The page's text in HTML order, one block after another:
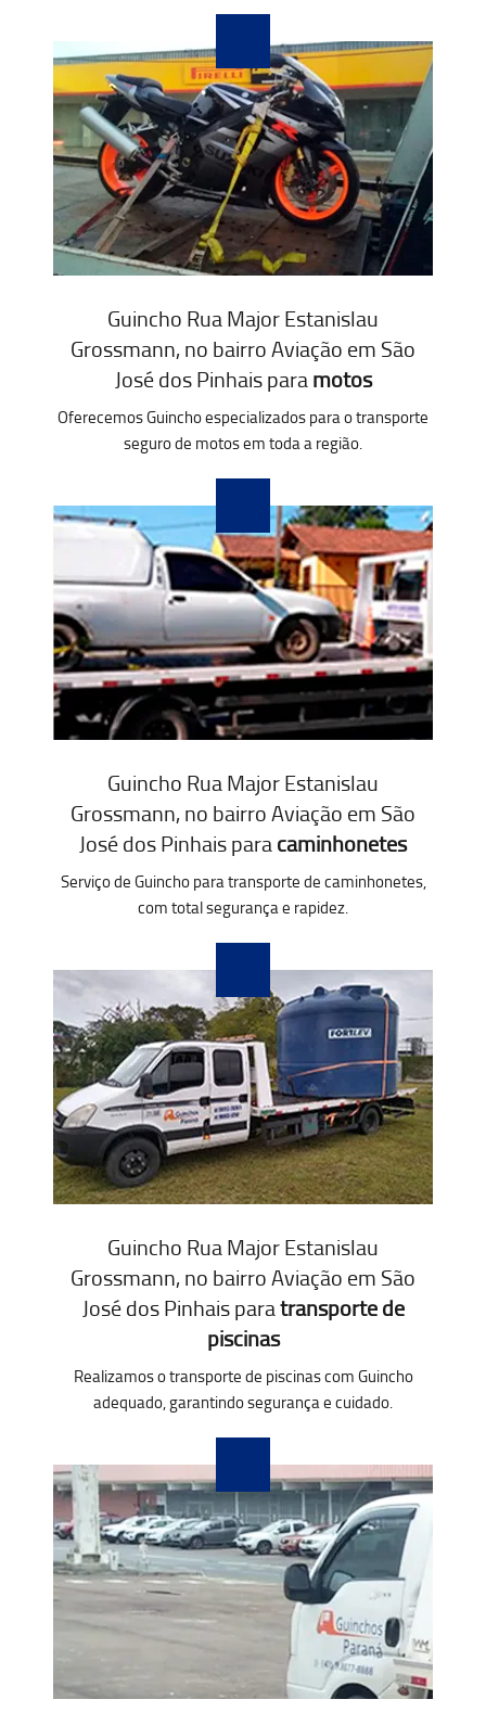
Guincho Rua Major Estanislau
Grossmann, no bairro Aviação em São
José dos Pinhais paramotos
Oferecemos Guincho especializados para o transporte
seguro de motos em toda a região.
Guincho Rua Major Estanislau
Grossmann, no bairro Aviação em São
José dos Pinhais paracaminhonetes
Serviço de Guincho para transporte de caminhonetes,
com total segurança e rapidez.
Guincho Rua Major Estanislau
Grossmann, no bairro Aviação em São
José dos Pinhais paratransporte de
piscinas
Realizamos o transporte de piscinas com Guincho
adequado, garantindo segurança e cuidado.